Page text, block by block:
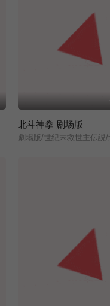
北斗神拳 剧场版